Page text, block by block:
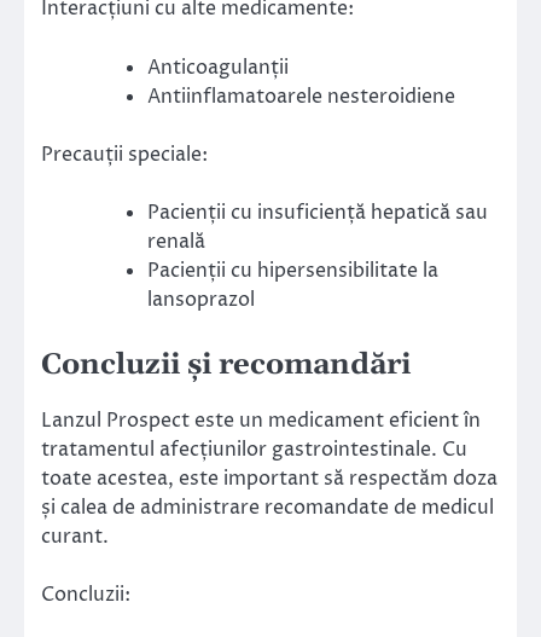
Interacțiuni cu alte medicamente:
Anticoagulanții
Antiinflamatoarele nesteroidiene
Precauții speciale:
Pacienții cu insuficiență hepatică sau
renală
Pacienții cu hipersensibilitate la
lansoprazol
Concluzii și recomandări
Lanzul Prospect este un medicament eficient în
tratamentul afecțiunilor gastrointestinale. Cu
toate acestea, este important să respectăm doza
și calea de administrare recomandate de medicul
curant.
Concluzii: